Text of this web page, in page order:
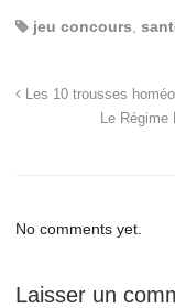
jeu concours
Les 10 trousses
Le
No comments yet.
Laisser un